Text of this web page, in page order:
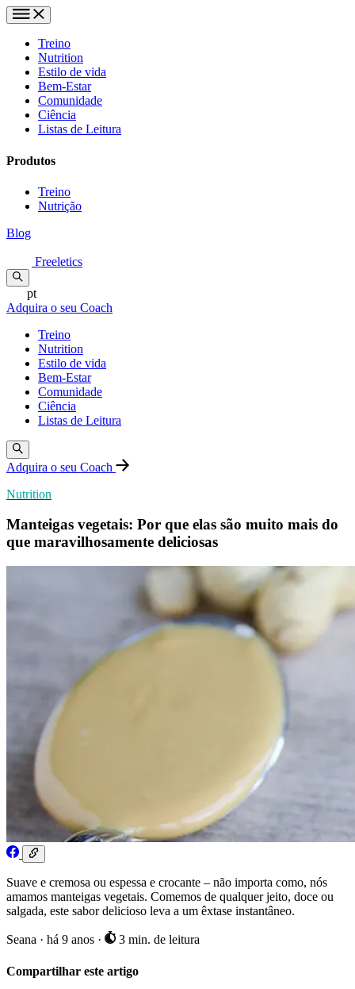
Treino
Nutrition
Estilo de vida
Bem-Estar
Comunidade
Ciência
Listas de Leitura
Produtos
Treino
Nutrição
Blog
Freeletics
pt
Adquira o seu Coach
Treino
Nutrition
Estilo de vida
Bem-Estar
Comunidade
Ciência
Listas de Leitura
Adquira o seu Coach
Nutrition
Manteigas vegetais: Por que elas são muito mais do
que maravilhosamente deliciosas
Suave e cremosa ou espessa e crocante – não importa como, nós
amamos manteigas vegetais. Comemos de qualquer jeito, doce ou
salgada, este sabor delicioso leva a um êxtase instantâneo.
Seana · há 9 anos · 3 min. de leitura
Compartilhar este artigo